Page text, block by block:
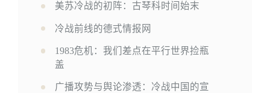
美苏冷战的初阵：古琴科时间始末
冷战前线的德式情报网
1983危机：我们差点在平行世界捡瓶
盖
广播攻势与舆论渗透：冷战中国的宣